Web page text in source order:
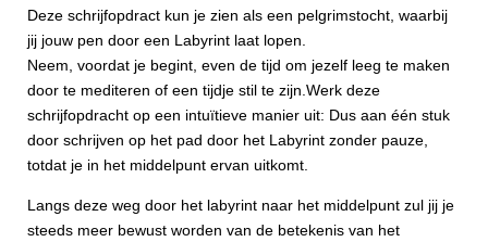
Deze schrijfopdract kun je zien als een pelgrimstocht, waarbij
jij jouw pen door een Labyrint laat lopen.
Neem, voordat je begint, even de tijd om jezelf leeg te maken
door te mediteren of een tijdje stil te zijn.Werk deze
schrijfopdracht op een intuïtieve manier uit: Dus aan één stuk
door schrijven op het pad door het Labyrint zonder pauze,
totdat je in het middelpunt ervan uitkomt.
Langs deze weg door het labyrint naar het middelpunt zul jij je
steeds meer bewust worden van de betekenis van het